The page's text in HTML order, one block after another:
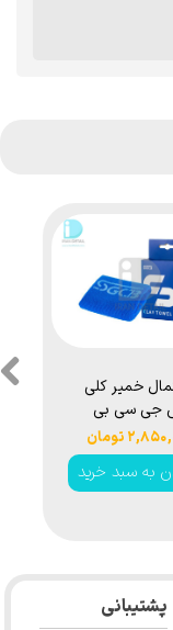
دستمال خمیر کلی
اس جی سی بی
Towel SGGE014
۲,۸۵۰,۰۰۰ تومان
افزودن به سبد خرید
پشتیبانی